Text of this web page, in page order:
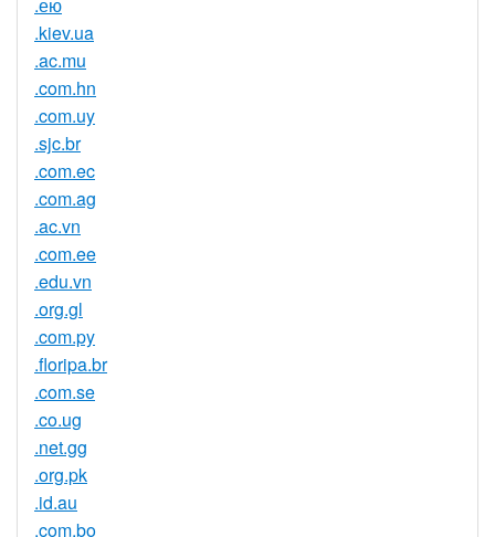
.ею
.kiev.ua
.ac.mu
.com.hn
.com.uy
.sjc.br
.com.ec
.com.ag
.ac.vn
.com.ee
.edu.vn
.org.gl
.com.py
.floripa.br
.com.se
.co.ug
.net.gg
.org.pk
.id.au
.com.bo